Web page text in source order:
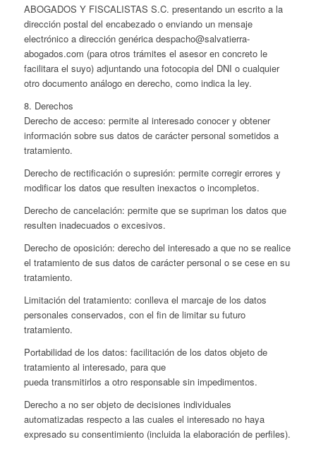
ABOGADOS Y FISCALISTAS S.C. presentando un escrito a la
dirección postal del encabezado o enviando un mensaje
electrónico a dirección genérica despacho@salvatierra-
abogados.com (para otros trámites el asesor en concreto le
facilitara el suyo) adjuntando una fotocopia del DNI o cualquier
otro documento análogo en derecho, como indica la ley.
8. Derechos
Derecho de acceso: permite al interesado conocer y obtener
información sobre sus datos de carácter personal sometidos a
tratamiento.
Derecho de rectificación o supresión: permite corregir errores y
modificar los datos que resulten inexactos o incompletos.
Derecho de cancelación: permite que se supriman los datos que
resulten inadecuados o excesivos.
Derecho de oposición: derecho del interesado a que no se realice
el tratamiento de sus datos de carácter personal o se cese en su
tratamiento.
Limitación del tratamiento: conlleva el marcaje de los datos
personales conservados, con el fin de limitar su futuro
tratamiento.
Portabilidad de los datos: facilitación de los datos objeto de
tratamiento al interesado, para que
pueda transmitirlos a otro responsable sin impedimentos.
Derecho a no ser objeto de decisiones individuales
automatizadas respecto a las cuales el interesado no haya
expresado su consentimiento (incluida la elaboración de perfiles).